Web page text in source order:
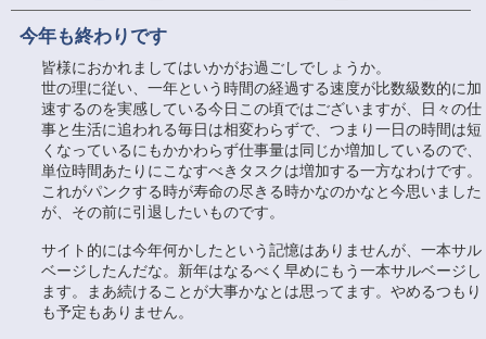
今年も終わりです
皆様におかれましてはいかがお過ごしでしょうか。
世の理に従い、一年という時間の経過する速度が比数級数的に加
速するのを実感している今日この頃ではございますが、日々の仕
事と生活に追われる毎日は相変わらずで、つまり一日の時間は短
くなっているにもかかわらず仕事量は同じか増加しているので、
単位時間あたりにこなすべきタスクは増加する一方なわけです。
これがパンクする時が寿命の尽きる時かなのかなと今思いました
が、その前に引退したいものです。
サイト的には今年何かしたという記憶はありませんが、一本サル
ベージしたんだな。新年はなるべく早めにもう一本サルベージし
ます。まあ続けることが大事かなとは思ってます。やめるつもり
も予定もありません。